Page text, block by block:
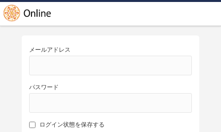
メールアドレス
パスワード
ログイン状態を保存する